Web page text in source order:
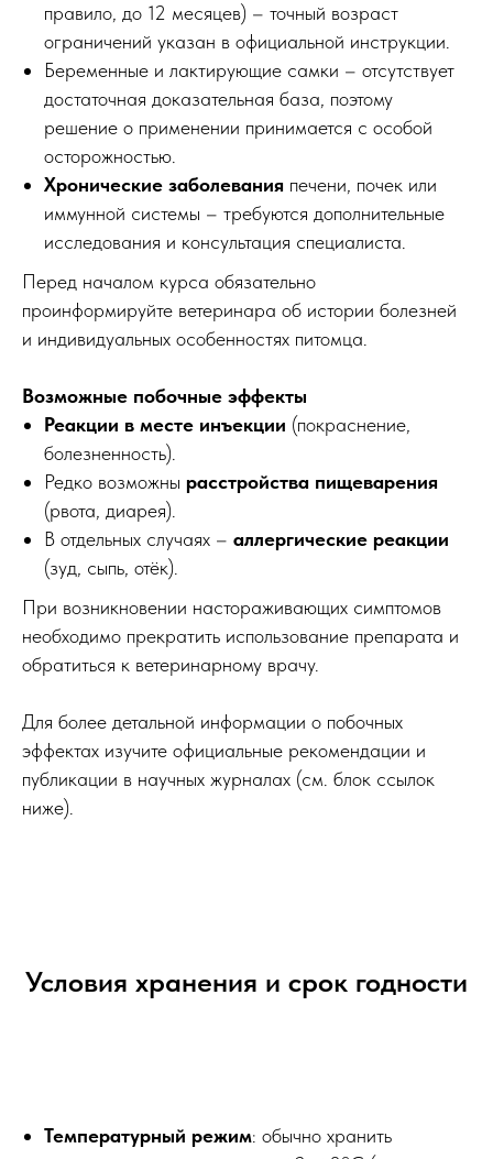
правило, до 12 месяцев) – точный возраст
ограничений указан в официальной инструкции.
Беременные и лактирующие самки – отсутствует
достаточная доказательная база, поэтому
решение о применении принимается с особой
осторожностью.
Хронические заболевания печени, почек или
иммунной системы – требуются дополнительные
исследования и консультация специалиста.
Перед началом курса обязательно
проинформируйте ветеринара об истории болезней
и индивидуальных особенностях питомца.
Возможные побочные эффекты
Реакции в месте инъекции (покраснение,
болезненность).
Редко возможны расстройства пищеварения
(рвота, диарея).
В отдельных случаях – аллергические реакции
(зуд, сыпь, отёк).
При возникновении настораживающих симптомов
необходимо прекратить использование препарата и
обратиться к ветеринарному врачу.
Для более детальной информации о побочных
эффектах изучите официальные рекомендации и
публикации в научных журналах (см. блок ссылок
ниже).
Условия хранения и срок годности
Температурный режим: обычно хранить